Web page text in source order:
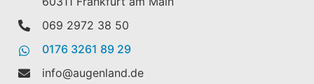
069 2972 38 50
0176 3261 89 29
info@augenland.de